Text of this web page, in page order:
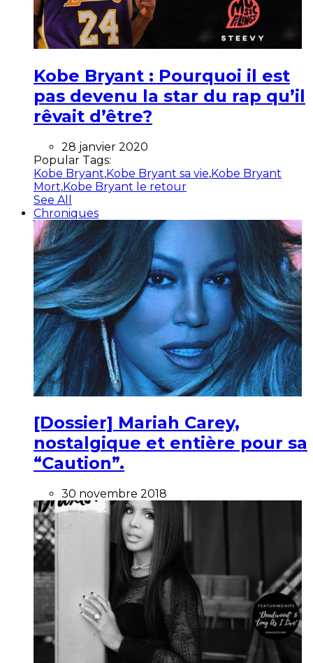
Kobe Bryant : Pourquoi il est
pas devenu la star du rap qu’il
rêvait d’être?
28 janvier 2020
Popular Tags:
Kobe Bryant,Kobe Bryant sa vie,Kobe Bryant
Mort,Kobe Bryant le retour
See All
Chroniques
[Dossier] Mariah Carey,
nostalgique et entière pour sa
“Caution”.
30 novembre 2018